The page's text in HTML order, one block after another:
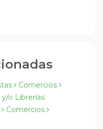
Comercios
o Librerías
Comercios